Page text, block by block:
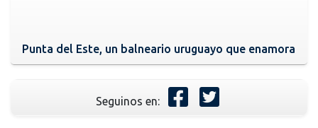
Punta del Este, un balneario uruguayo que enamora
Seguinos en: